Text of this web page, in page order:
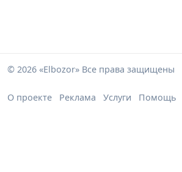
© 2026 «Elbozor» Все права защищены
О проекте Реклама Услуги Помощь